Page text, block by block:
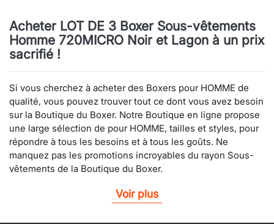
Acheter LOT DE 3 Boxer Sous-vêtements
Homme 720MICRO Noir et Lagon à un prix
sacrifié !
Si vous cherchez à acheter des Boxers pour HOMME de
qualité, vous pouvez trouver tout ce dont vous avez besoin
sur la Boutique du Boxer. Notre Boutique en ligne propose
une large sélection de pour HOMME, tailles et styles, pour
répondre à tous les besoins et à tous les goûts. Ne
manquez pas les promotions incroyables du rayon Sous-
vêtements de la Boutique du Boxer.
Voir plus